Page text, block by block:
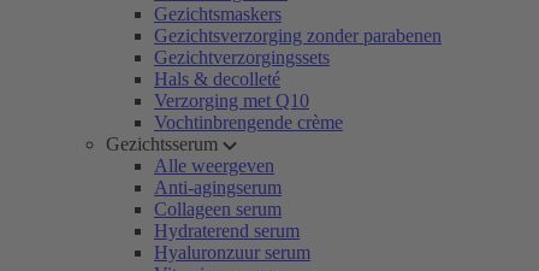
Gezichtsmaskers
Gezichtsverzorging zonder parabenen
Gezichtverzorgingssets
Hals & decolleté
Verzorging met Q10
Vochtinbrengende crème
Gezichtsserum
Alle weergeven
Anti-agingserum
Collageen serum
Hydraterend serum
Hyaluronzuur serum